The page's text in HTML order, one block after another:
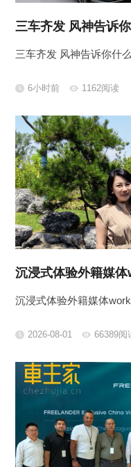
三车齐发 风神告诉
三车齐发 风神告诉你什
6小时前 1162阅读
沉浸式体验外籍媒体
2026-08-01 66389阅